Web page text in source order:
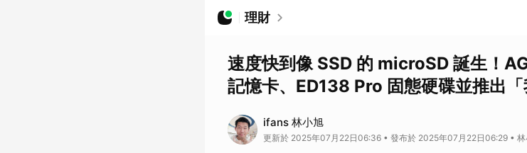
理財
速度快到像 SSD 的 microSD 誕生！
記憶卡、ED138 Pro 固態硬碟並推出
ifans 林小旭
更新於 2025年07月22日06:36 • 發布於 2025年07月22日06:29 • 林